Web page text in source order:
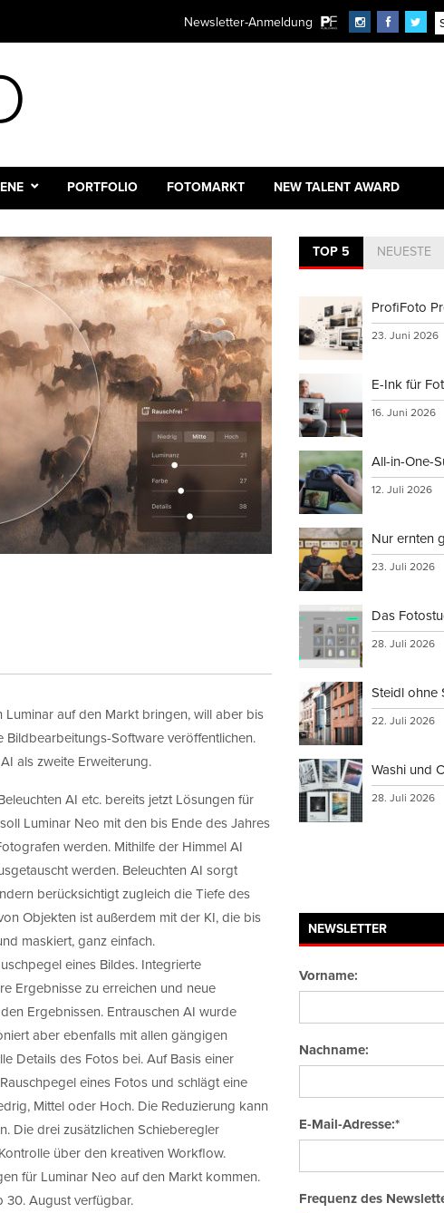
Newsletter-Anmeldung
PORTFOLIO FOTOMARKT NEW TALENT AWARD
auf den Markt bringen, will aber bis
Software veröffentlichen.
als zweite Erweiterung.
AI etc. bereits jetzt Lösungen für
Luminar Neo mit den bis Ende des Jahres
werden. Mithilfe der Himmel AI
werden. Beleuchten AI sorgt
berücksichtigt zugleich die Tiefe des
Objekten ist außerdem mit der KI, die bis
maskiert, ganz einfach.
eines Bildes. Integrierte
Ergebnisse zu erreichen und neue
Ergebnissen. Entrauschen AI wurde
aber ebenfalls mit allen gängigen
Details des Fotos bei. Auf Basis einer
eines Fotos und schlägt eine
Mittel oder Hoch. Die Reduzierung kann
Die drei zusätzlichen Schieberegler
über den kreativen Workflow.
für Luminar Neo auf den Markt kommen.
30. August verfügbar.
TOP 5 NEUESTE
ProfiFoto
23. Juni 2026
E-Ink für
16. Juni 2026
All-in-One-
12. Juli 2026
Nur ernten
23. Juli 2026
Das
28. Juli 2026
Steidl ohne
22. Juli 2026
Washi und
28. Juli 2026
NEWSLETTER
Vorname:
Nachname:
E-Mail-Adresse:*
Frequenz des